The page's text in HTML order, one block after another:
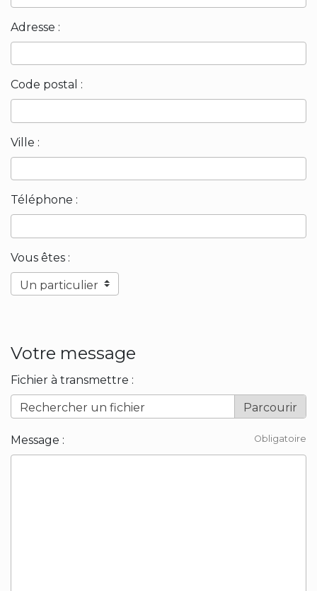
Adresse :
Code postal :
Ville :
Téléphone :
Vous êtes :
Votre message
Fichier à transmettre :
Rechercher un fichier
Obligatoire
Message :